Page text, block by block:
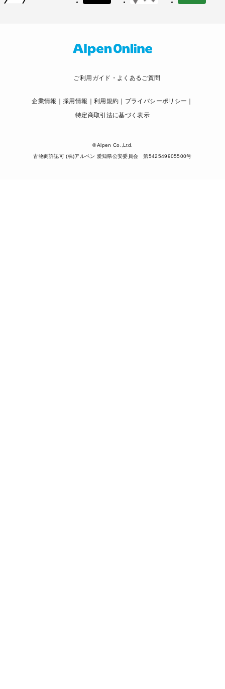
ご利用ガイド・よくあるご質問
企業情報 採用情報 利用規約
プライバシーポリシー
特定商取引法に基づく表示
© Alpen Co.,Ltd.
古物商許認可 (株)アルペン 愛知県公安委員会 第542549905500号